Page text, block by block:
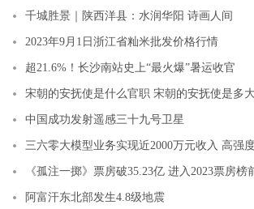
千城胜景｜陕西洋县：水润华阳 诗画人间
2023年9月1日浙江省籼米批发价格行情
超21.6%！长沙南站史上“最火爆”暑运收官
宋朝的安抚使是什么官职 宋朝的安抚使是多
中国成功发射遥感三十九号卫星
《孤注一掷》票房破35.23亿 进入2023票房榜
阿富汗东北部发生4.8级地震